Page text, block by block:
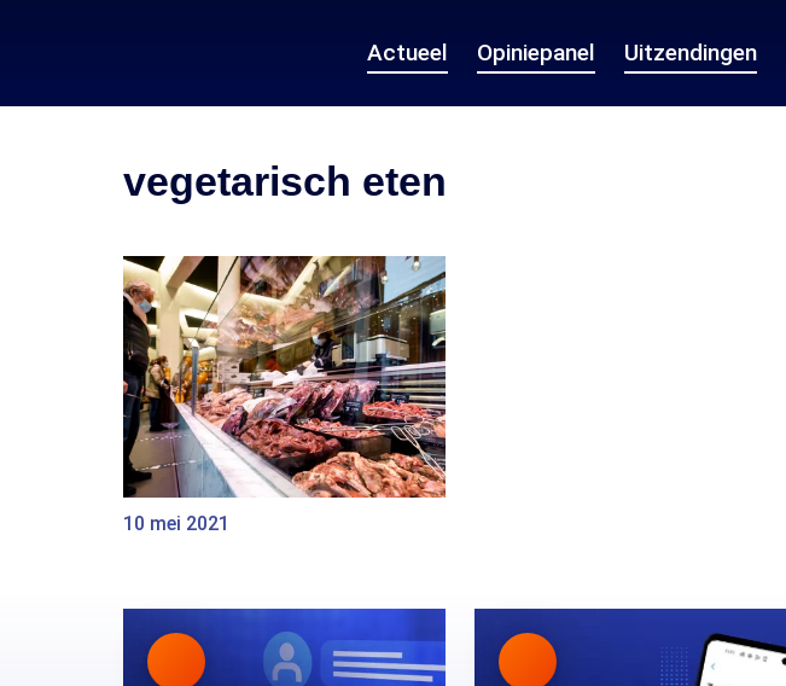
Actueel Opiniepanel Uitzendingen
vegetarisch eten
10 mei 2021